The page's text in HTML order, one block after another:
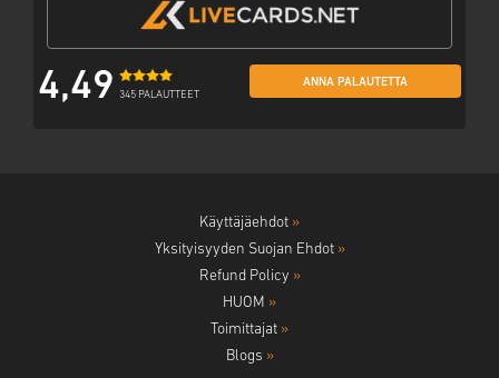
4,49 345 PALAUTTEET
ANNA PALAUTETTA
Käyttäjäehdot »
Yksityisyyden Suojan Ehdot »
Refund Policy »
HUOM »
Toimittajat »
Blogs »